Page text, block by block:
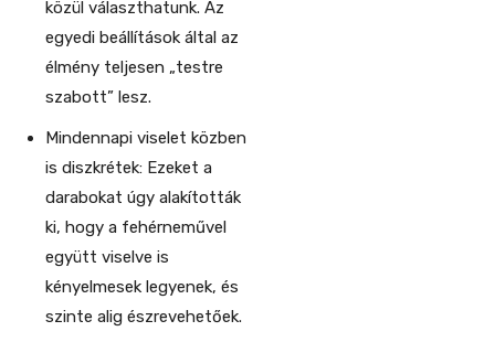
közül választhatunk. Az
egyedi beállítások által az
élmény teljesen „testre
szabott” lesz.
Mindennapi viselet közben
is diszkrétek: Ezeket a
darabokat úgy alakították
ki, hogy a fehérneművel
együtt viselve is
kényelmesek legyenek, és
szinte alig észrevehetőek.